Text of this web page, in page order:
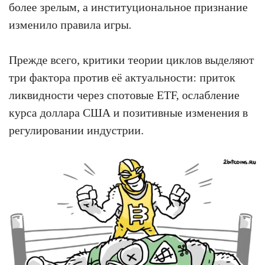
более зрелым, а институциональное признание
изменило правила игры.
Прежде всего, критики теории циклов выделяют
три фактора против её актуальности: приток
ликвидности через спотовые ETF, ослабление
курса доллара США и позитивные изменения в
регулировании индустрии.